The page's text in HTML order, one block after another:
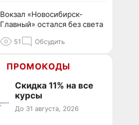
Вокзал «Новосибирск-
Главный» остался без света
51 Обсудить
ПРОМОКОДЫ
Скидка 11% на все
курсы
До 31 августа, 2026